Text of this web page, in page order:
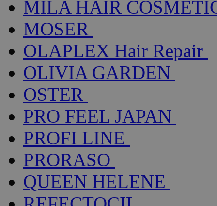
MILA HAIR
MOSER
OLAPLEX Hair Repair
OLIVIA GARDEN
OSTER
PRO FEEL JAPAN
PROFI LINE
PRORASO
QUEEN HELENE